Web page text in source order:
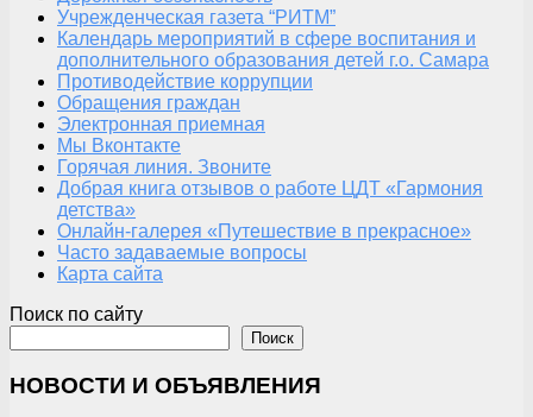
Учрежденческая газета “РИТМ”
Календарь мероприятий в сфере воспитания и
дополнительного образования детей г.о. Самара
Противодействие коррупции
Обращения граждан
Электронная приемная
Мы Вконтакте
Горячая линия. Звоните
Добрая книга отзывов о работе ЦДТ «Гармония
детства»
Онлайн-галерея «Путешествие в прекрасное»
Часто задаваемые вопросы
Карта сайта
Поиск по сайту
Поиск
НОВОСТИ И ОБЪЯВЛЕНИЯ